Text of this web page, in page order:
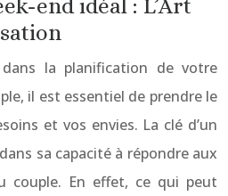
end idéal : L’Art
la planification de votre
il est essentiel de prendre le
et vos envies. La clé d’un
sa capacité à répondre aux
couple. En effet, ce qui peut